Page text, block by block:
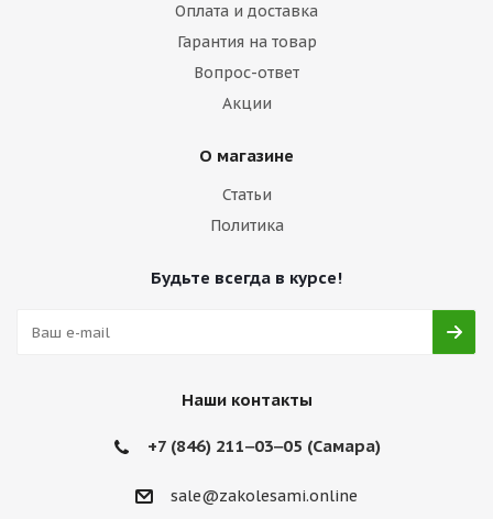
Оплата и доставка
Гарантия на товар
Вопрос-ответ
Акции
О магазине
Статьи
Политика
Будьте всегда в курсе!
Наши контакты
+7 (846) 211‒03‒05 (Самара)
sale@zakolesami.online